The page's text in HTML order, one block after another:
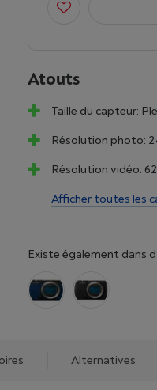
Atouts
Taille du capteur:
Résolution photo:
Résolution vidéo:
Afficher toutes les
Existe également dans
Alternatives